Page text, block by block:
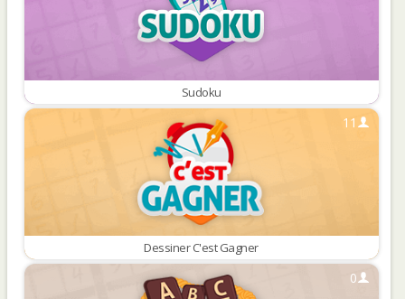
Sudoku
11
Dessiner C'est Gagner
0